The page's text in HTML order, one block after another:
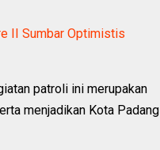
II Sumbar Optimistis
patroli ini merupakan
menjadikan Kota Padang